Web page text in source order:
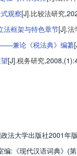
观察[J].比较法研究
法框架与特色章节[J].法
兼论《税法典》编纂
[J].税务研究,2008,(1)
法大学出版社2001年
:《现代汉语词典》(